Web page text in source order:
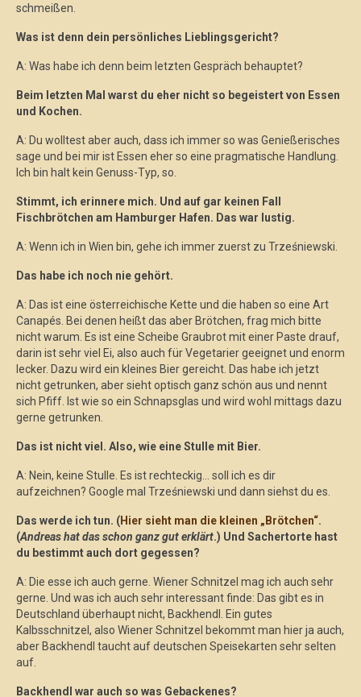
schmeißen.
Was ist denn dein persönliches Lieblingsgericht?
A: Was habe ich denn beim letzten Gespräch behauptet?
Beim letzten Mal warst du eher nicht so begeistert von Essen
und Kochen.
A: Du wolltest aber auch, dass ich immer so was Genießerisches
sage und bei mir ist Essen eher so eine pragmatische Handlung.
Ich bin halt kein Genuss-Typ, so.
Stimmt, ich erinnere mich. Und auf gar keinen Fall
Fischbrötchen am Hamburger Hafen. Das war lustig.
A: Wenn ich in Wien bin, gehe ich immer zuerst zu Trześniewski.
Das habe ich noch nie gehört.
A: Das ist eine österreichische Kette und die haben so eine Art
Canapés. Bei denen heißt das aber Brötchen, frag mich bitte
nicht warum. Es ist eine Scheibe Graubrot mit einer Paste drauf,
darin ist sehr viel Ei, also auch für Vegetarier geeignet und enorm
lecker. Dazu wird ein kleines Bier gereicht. Das habe ich jetzt
nicht getrunken, aber sieht optisch ganz schön aus und nennt
sich Pfiff. Ist wie so ein Schnapsglas und wird wohl mittags dazu
gerne getrunken.
Das ist nicht viel. Also, wie eine Stulle mit Bier.
A: Nein, keine Stulle. Es ist rechteckig… soll ich es dir
aufzeichnen? Google mal Trześniewski und dann siehst du es.
Das werde ich tun. (Hier sieht man die kleinen „Brötchen“.
(Andreas hat das schon ganz gut erklärt.) Und Sachertorte hast
du bestimmt auch dort gegessen?
A: Die esse ich auch gerne. Wiener Schnitzel mag ich auch sehr
gerne. Und was ich auch sehr interessant finde: Das gibt es in
Deutschland überhaupt nicht, Backhendl. Ein gutes
Kalbsschnitzel, also Wiener Schnitzel bekommt man hier ja auch,
aber Backhendl taucht auf deutschen Speisekarten sehr selten
auf.
Backhendl war auch so was Gebackenes?